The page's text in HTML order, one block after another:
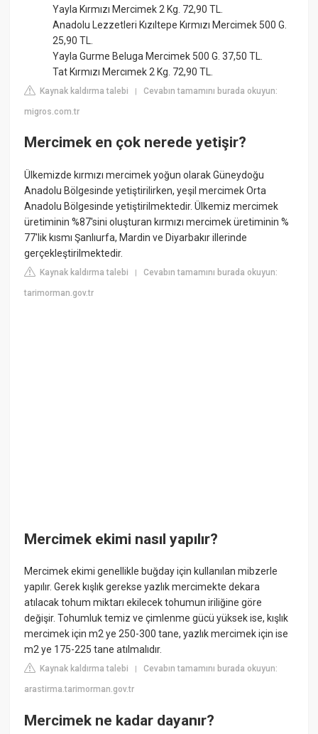
Yayla Kırmızı Mercimek 2 Kg. 72,90 TL.
Anadolu Lezzetleri Kızıltepe Kırmızı Mercimek 500 G.
25,90 TL.
Yayla Gurme Beluga Mercimek 500 G. 37,50 TL.
Tat Kırmızı Mercımek 2 Kg. 72,90 TL.
Kaynak kaldırma talebi |Cevabın tamamını burada okuyun:
migros.com.tr
Mercimek en çok nerede yetişir?
Ülkemizde kırmızı mercimek yoğun olarak Güneydoğu
Anadolu Bölgesinde yetiştirilirken, yeşil mercimek Orta
Anadolu Bölgesinde yetiştirilmektedir. Ülkemiz mercimek
üretiminin %87'sini oluşturan kırmızı mercimek üretiminin %
77'lik kısmı Şanlıurfa, Mardin ve Diyarbakır illerinde
gerçekleştirilmektedir.
Kaynak kaldırma talebi |Cevabın tamamını burada okuyun:
tarimorman.gov.tr
Mercimek ekimi nasıl yapılır?
Mercimek ekimi genellikle buğday için kullanılan mibzerle
yapılır. Gerek kışlık gerekse yazlık mercimekte dekara
atılacak tohum miktarı ekilecek tohumun iriliğine göre
değişir. Tohumluk temiz ve çimlenme gücü yüksek ise, kışlık
mercimek için m2 ye 250-300 tane, yazlık mercimek için ise
m2 ye 175-225 tane atılmalıdır.
Kaynak kaldırma talebi |Cevabın tamamını burada okuyun:
arastirma.tarimorman.gov.tr
Mercimek ne kadar dayanır?